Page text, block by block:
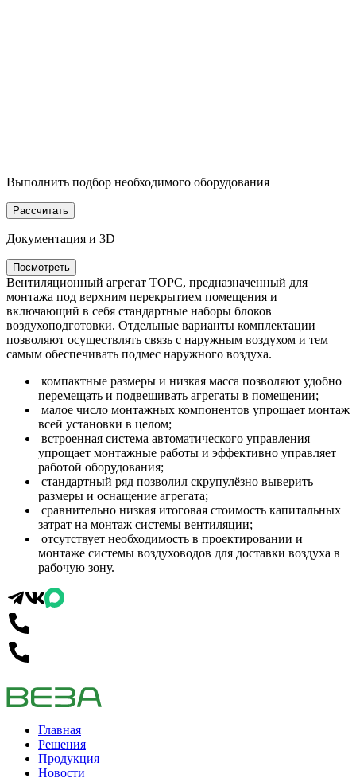
Выполнить подбор необходимого оборудования
Рассчитать
Документация и 3D
Посмотреть
Вентиляционный агрегат ТОРС, предназначенный для
монтажа под верхним перекрытием помещения и
включающий в себя стандартные наборы блоков
воздухоподготовки. Отдельные варианты комплектации
позволяют осуществлять связь с наружным воздухом и тем
самым обеспечивать подмес наружного воздуха.
компактные размеры и низкая масса позволяют удобно
перемещать и подвешивать агрегаты в помещении;
малое число монтажных компонентов упрощает монтаж
всей установки в целом;
встроенная система автоматического управления
упрощает монтажные работы и эффективно управляет
работой оборудования;
стандартный ряд позволил скрупулёзно выверить
размеры и оснащение агрегата;
сравнительно низкая итоговая стоимость капитальных
затрат на монтаж системы вентиляции;
отсутствует необходимость в проектировании и
монтаже системы воздуховодов для доставки воздуха в
рабочую зону.
Главная
Решения
Продукция
Новости